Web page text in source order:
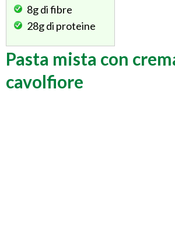
8gdi fibre
28gdi proteine
Pasta mista con
cavolfiore